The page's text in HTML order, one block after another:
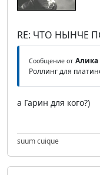
RE: ЧТО НЫНЧЕ
Сообщение от Алика
Роллинг для
а Гарин для кого?)
suum cuique